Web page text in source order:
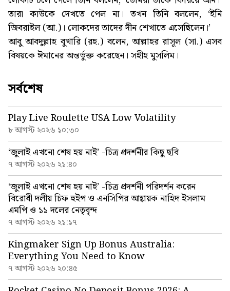
তারা কাউকে দেখতে পেল না। তখন তিনি বললেন, ‘ইনি
জিবরাইল (আ.)। লোকদের তাদের দীন শেখাতে এসেছিলেন।’
আবু আবদুল্লাহ বুখারি (রহ.) বলেন, আল্লাহর রাসূল (সা.) এসব
বিষয়কে ঈমানের অন্তর্ভুক্ত করেছেন। সহীহ মুসলিম।
সর্বশেষ
Play Live Roulette USA Low Volatility
৮ আগস্ট ২০২৬ ১০:৩০
‘জুলাই এখনো শেষ হয় নাই’ -চিত্র প্রদর্শনীর কিছু ছবি
৭ আগস্ট ২০২৬ ২১:৪০
‘জুলাই এখনো শেষ হয় নাই’ -চিত্র প্রদর্শনী পরিদর্শন করেন
বিরোধী দলীয় চিফ হুইপ ও এনসিপির আহ্বায়ক নাহিদ ইসলাম
এমপি ও ১১ দলের নেতৃবৃন্দ
৭ আগস্ট ২০২৬ ২১:১৭
Kingmaker Sign Up Bonus Australia:
Everything You Need to Know
৭ আগস্ট ২০২৬ ২০:৪৫